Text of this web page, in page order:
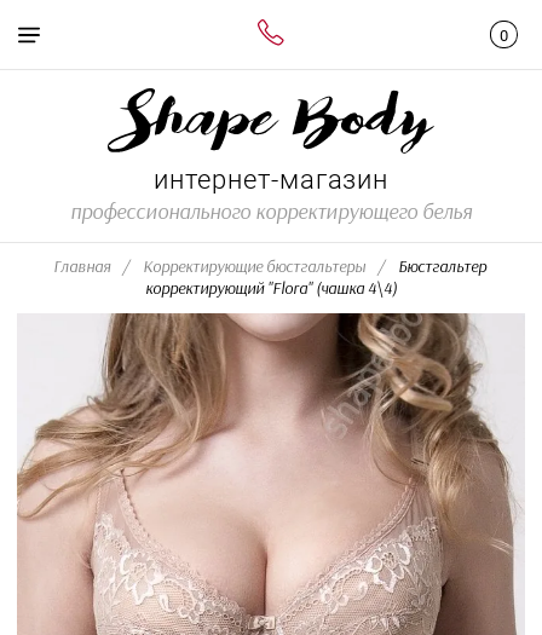
интернет-магазин
профессионального корректирующего белья
Корректирующие бюстгальтеры
корректирующий "Flora" (чашка 4\4)